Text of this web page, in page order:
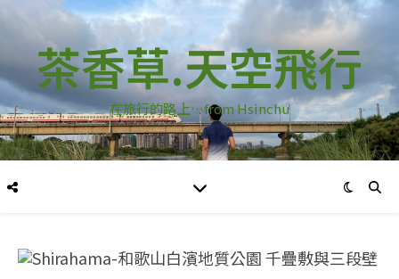
茶香草.天空飛行
在旅行的路上…from Hsinchu